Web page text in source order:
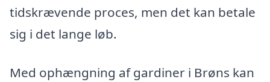
tidskrævende proces, men det kan betale
sig i det lange løb.
Med ophængning af gardiner i Brøns kan